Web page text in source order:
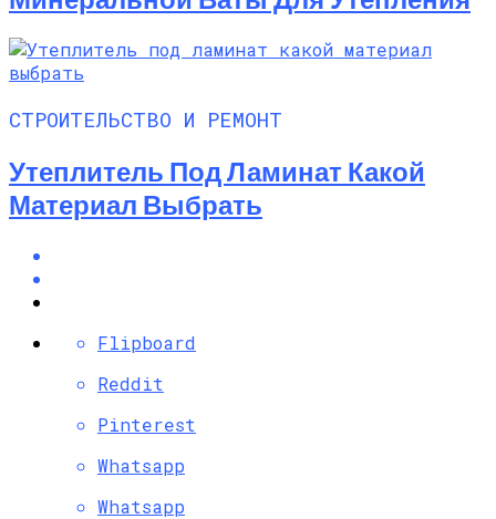
СТРОИТЕЛЬСТВО И РЕМОНТ
Утеплитель Под Ламинат Какой
Материал Выбрать
Flipboard
Reddit
Pinterest
Whatsapp
Whatsapp